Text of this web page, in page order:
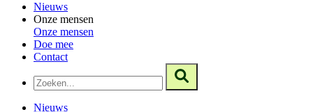
Nieuws
Onze mensen
Onze mensen
Doe mee
Contact
Nieuws